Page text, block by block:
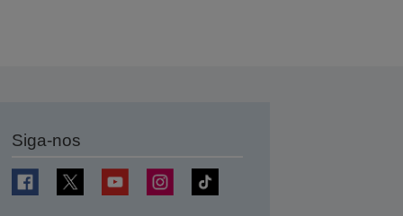
Siga-nos